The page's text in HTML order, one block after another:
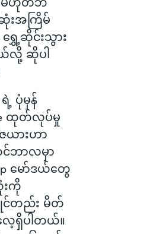
းအကြိမ်
ရွှေ့ဆိုင်းသွား
လို့ ဆိုပါ
ရဲ့ ပုံမှန်
ထုတ်လုပ်မှု
ယားဟာ
ဘာလမှာ
မော်ဒယ်တွေ
းကို
င်တည်း မိတ်
ရှိပါတယ်။